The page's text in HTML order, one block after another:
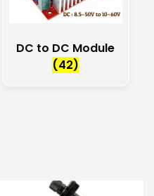
DC to DC Module
(42)